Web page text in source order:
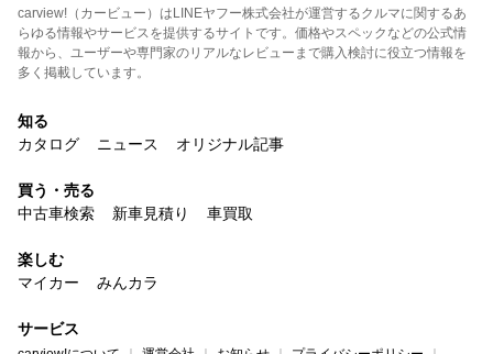
carview!（カービュー）はLINEヤフー株式会社が運営するクルマに関するあ
らゆる情報やサービスを提供するサイトです。価格やスペックなどの公式情
報から、ユーザーや専門家のリアルなレビューまで購入検討に役立つ情報を
多く掲載しています。
知る
カタログ
ニュース オリジナル記事
買う・売る
中古車検索
新車見積り 車買取
楽しむ
マイカー
みんカラ
サービス